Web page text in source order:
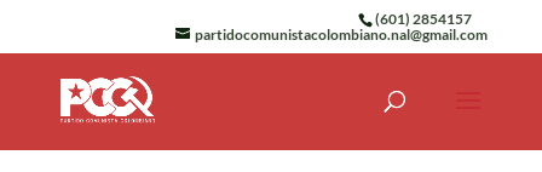
(601) 2854157
partidocomunistacolombiano.nal@gmail.com